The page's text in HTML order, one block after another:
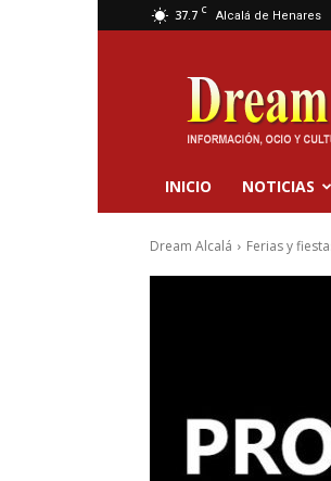
37.7 C Alcalá de Henares
Dream
Alcalá
INICIO NOTICIAS
Dream Alcalá Ferias y